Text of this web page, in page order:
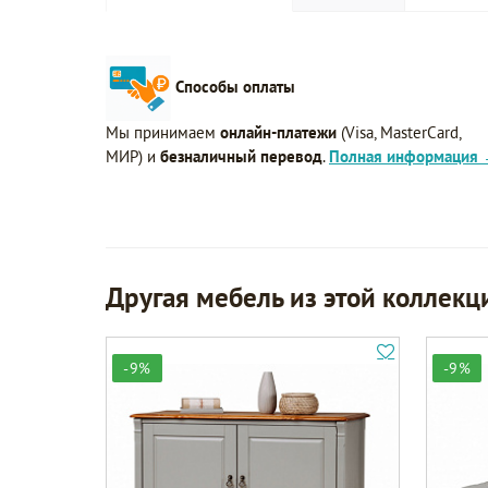
Способы оплаты
Мы принимаем онлайн-платежи (Visa, MasterCard,
МИР) и безналичный перевод. Полная
Другая мебель из этой
-9% -9%